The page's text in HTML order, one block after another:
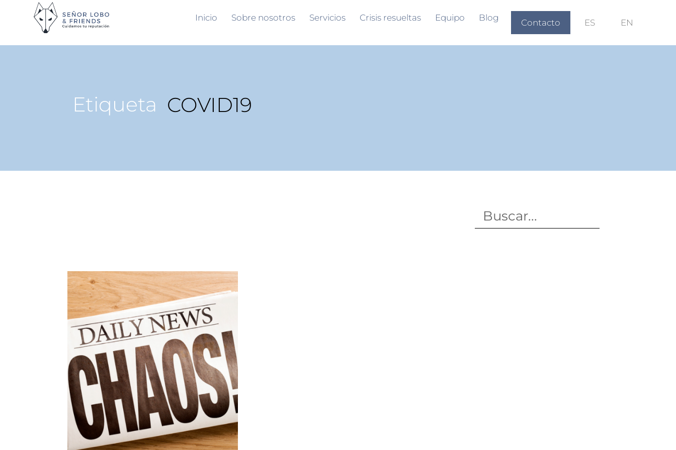
Inicio Sobre nosotros Servicios Crisis resueltas Equipo Blog Contacto ES EN
Etiqueta COVID19